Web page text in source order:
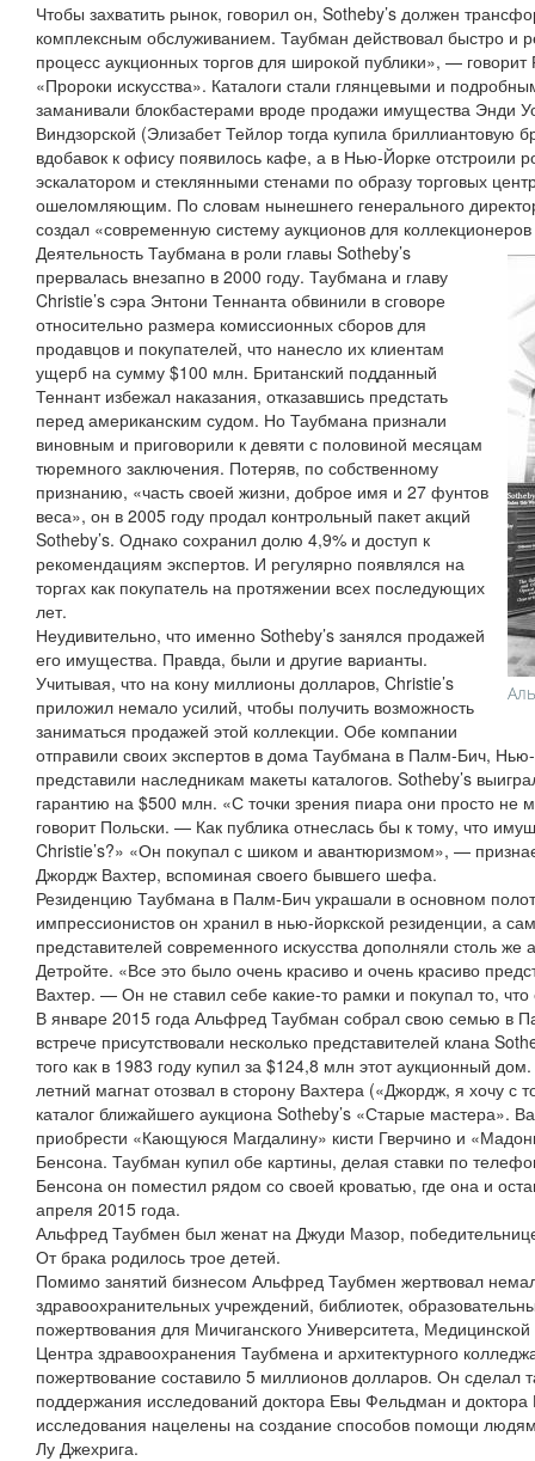
Чтобы захватить рынок, говорил он, Sotheby’s должен
комплексным обслуживанием. Таубман действовал быстро
процесс аукционных торгов для широкой публики», — говорит
«Пророки искусства». Каталоги стали глянцевыми и
заманивали блокбастерами вроде продажи имущества Энди
Виндзорской (Элизабет Тейлор тогда купила бриллиантовую
вдобавок к офису появилось кафе, а в Нью-Йорке отстроили
эскалатором и стеклянными стенами по образу торговых
ошеломляющим. По словам нынешнего генерального
создал «современную систему аукционов для
Деятельность Таубмана в роли главы Sotheby’s
прервалась внезапно в 2000 году. Таубмана и главу
Christie’s сэра Энтони Теннанта обвинили в сговоре
относительно размера комиссионных сборов для
продавцов и покупателей, что нанесло их клиентам
ущерб на сумму $100 млн. Британский подданный
Теннант избежал наказания, отказавшись предстать
перед американским судом. Но Таубмана признали
виновным и приговорили к девяти с половиной месяцам
тюремного заключения. Потеряв, по собственному
признанию, «часть своей жизни, доброе имя и 27 фунтов
веса», он в 2005 году продал контрольный пакет акций
Sotheby’s. Однако сохранил долю 4,9% и доступ к
рекомендациям экспертов. И регулярно появлялся на
торгах как покупатель на протяжении всех последующих
лет.
Неудивительно, что именно Sotheby’s занялся продажей
его имущества. Правда, были и другие варианты.
Учитывая, что на кону миллионы долларов, Christie’s
приложил немало усилий, чтобы получить возможность
заниматься продажей этой коллекции. Обе компании
отправили своих экспертов в дома Таубмана в Палм-Бич,
представили наследникам макеты каталогов. Sotheby’s
гарантию на $500 млн. «С точки зрения пиара они просто не
говорит Польски. — Как публика отнеслась бы к тому, что
Christie’s?» «Он покупал с шиком и авантюризмом», —
Джордж Вахтер, вспоминая своего бывшего шефа.
Резиденцию Таубмана в Палм-Бич украшали в основном
импрессионистов он хранил в нью-йоркской резиденции, а
представителей современного искусства дополняли столь же
Детройте. «Все это было очень красиво и очень красиво
Вахтер. — Он не ставил себе какие-то рамки и покупал то,
В январе 2015 года Альфред Таубман собрал свою семью в
встрече присутствовали несколько представителей клана
того как в 1983 году купил за $124,8 млн этот аукционный
летний магнат отозвал в сторону Вахтера («Джордж, я хочу с
каталог ближайшего аукциона Sotheby’s «Старые мастера».
приобрести «Кающуюся Магдалину» кисти Гверчино и
Бенсона. Таубман купил обе картины, делая ставки по
Бенсона он поместил рядом со своей кроватью, где она и
апреля 2015 года.
Альфред Таубмен был женат на Джуди Мазор,
От брака родилось трое детей.
Помимо занятий бизнесом Альфред Таубмен жертвовал
здравоохранительных учреждений, библиотек,
пожертвования для Мичиганского Университета,
Центра здравоохранения Таубмена и архитектурного
пожертвование составило 5 миллионов долларов. Он сделал
поддержания исследований доктора Евы Фельдман и
исследования нацелены на создание способов помощи
Лу Джехрига.